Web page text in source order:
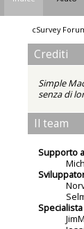
cSurvey
Crediti
Simple
senza di
Il team
Supporto